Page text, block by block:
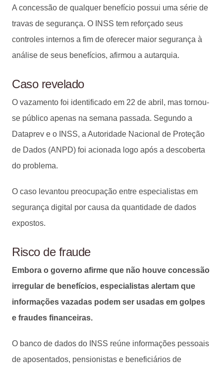
A concessão de qualquer benefício possui uma série de
travas de segurança. O INSS tem reforçado seus
controles internos a fim de oferecer maior segurança à
análise de seus benefícios, afirmou a autarquia.
Caso revelado
O vazamento foi identificado em 22 de abril, mas tornou-
se público apenas na semana passada. Segundo a
Dataprev e o INSS, a Autoridade Nacional de Proteção
de Dados (ANPD) foi acionada logo após a descoberta
do problema.
O caso levantou preocupação entre especialistas em
segurança digital por causa da quantidade de dados
expostos.
Risco de fraude
Embora o governo afirme que não houve concessão
irregular de benefícios, especialistas alertam que
informações vazadas podem ser usadas em golpes
e fraudes financeiras.
O banco de dados do INSS reúne informações pessoais
de aposentados, pensionistas e beneficiários de